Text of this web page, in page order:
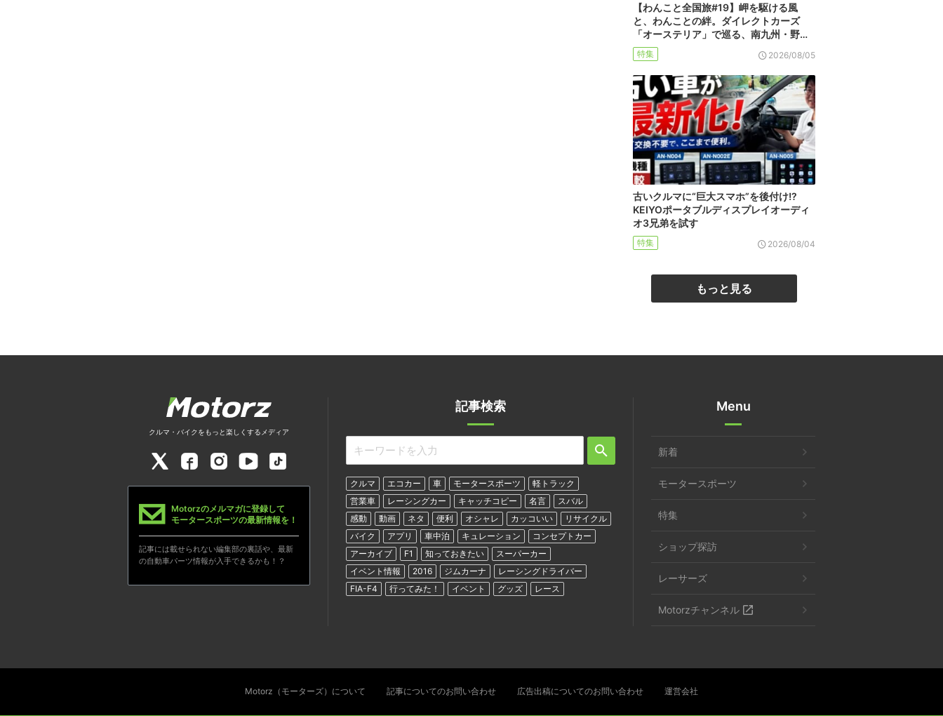
【わんこと全国旅#19】岬を駆ける風
と、わんことの絆。ダイレクトカーズ
「オーステリア」で巡る、南九州・野…
特集 2026/08/05
古いクルマに“巨大スマホ”を後付け!?
KEIYOポータブルディスプレイオーディ
オ3兄弟を試す
特集 2026/08/04
もっと見る
記事検索
クルマ エコカー 車 モータースポーツ
軽トラック
営業車
レーシングカー キャッチコピー 名言
スバル
感動
動画 ネタ 便利 オシャレ カッコいい
リサイクル
バイク
アプリ 車中泊 キュレーション
コンセプトカー
アーカイブ
F1 知っておきたい
スーパーカー
イベント情報
2016 ジムカーナ
レーシングドライバー
FIA-F4
行ってみた！ イベント グッズ レース
クルマ・バイクをもっと楽しくするメディア
Motorzのメルマガに登録して
モータースポーツの最新情報を！
記事には載せられない編集部の裏話や、最新
の自動車パーツ情報が入手できるかも！？
Menu
新着
モータースポーツ
特集
ショップ探訪
レーサーズ
Motorzチャンネル
Motorz（モーターズ）について 記事についてのお問い合わせ 広告出稿についてのお問い合わせ 運営会社